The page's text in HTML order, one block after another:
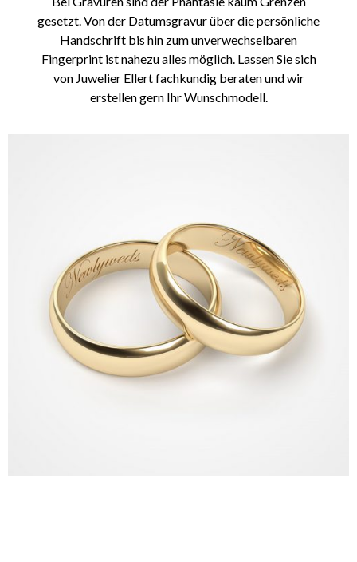
gesetzt. Von der Datumsgravur über die persönliche
Handschrift bis hin zumunverwechselbaren
Fingerprint istnahezualles möglich. Lassen Sie sich
von Juwelier Ellertfachkundig beratenund wir
erstellengern Ihr Wunschmodell.